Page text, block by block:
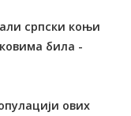
српски коњи
била -
ових